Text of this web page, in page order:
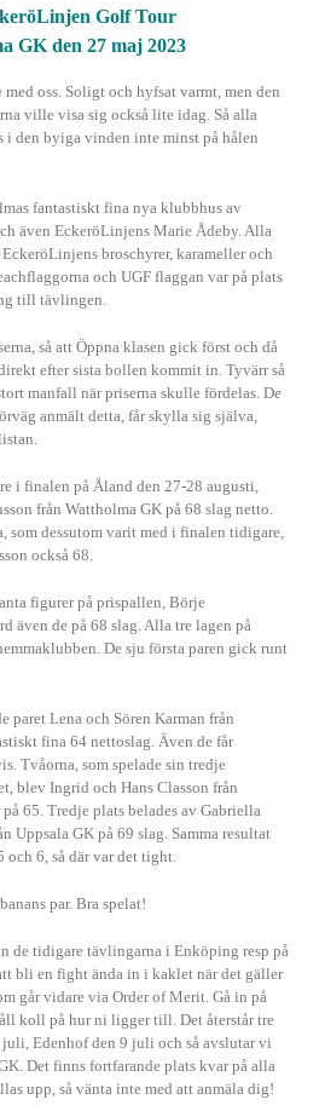
Golf Tour
GK den 27 maj 2023
oss. Soligt och hyfsat varmt, men den
ville visa sig också lite idag. Så alla
i den byiga vinden inte minst på hålen
fantastiskt fina nya klubbhus av
även EckeröLinjens Marie Ådeby. Alla
broschyrer, karameller och
och UGF flaggan var på plats
till tävlingen.
så att Öppna klasen gick först och då
efter sista bollen kommit in. Tyvärr så
manfall när priserna skulle fördelas. De
anmält detta, får skylla sig själva,
i finalen på Åland den 27-28 augusti,
från Wattholma GK på 68 slag netto.
som dessutom varit med i finalen tidigare,
också 68.
figurer på prispallen, Börje
även de på 68 slag. Alla tre lagen på
De sju första paren gick runt
paret Lena och Sören Karman från
fina 64 nettoslag. Även de får
Tvåorna, som spelade sin tredje
blev Ingrid och Hans Classon från
65. Tredje plats belades av Gabriella
Uppsala GK på 69 slag. Samma resultat
och 6, så där var det tight.
par. Bra spelat!
de tidigare tävlingarna i Enköping resp på
bli en fight ända in i kaklet när det gäller
går vidare via Order of Merit. Gå in på
koll på hur ni ligger till. Det återstår tre
Edenhof den 9 juli och så avslutar vi
Det finns fortfarande plats kvar på alla
upp, så vänta inte med att anmäla dig!